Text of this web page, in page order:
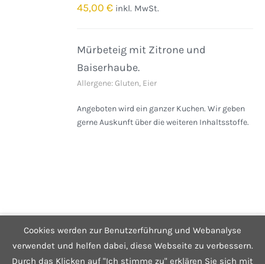
45,00€ inkl. MwSt.
Mürbeteig mit Zitrone und
Baiserhaube.
Allergene: Gluten, Eier
Angeboten wird ein ganzer Kuchen. Wir geben
gerne Auskunft über die weiteren Inhaltsstoffe.
© Copyright 2025 Café Hüftgold - Genuss ohne Reue
Kontakt| Impressum| Datenschutzerklärung|Infos zum Shop
Cookies werden zur Benutzerführung und Webanalyse
verwendet und helfen dabei, diese Webseite zu verbessern.
Durch das Klicken auf "Ich stimme zu" erklären Sie sich mit